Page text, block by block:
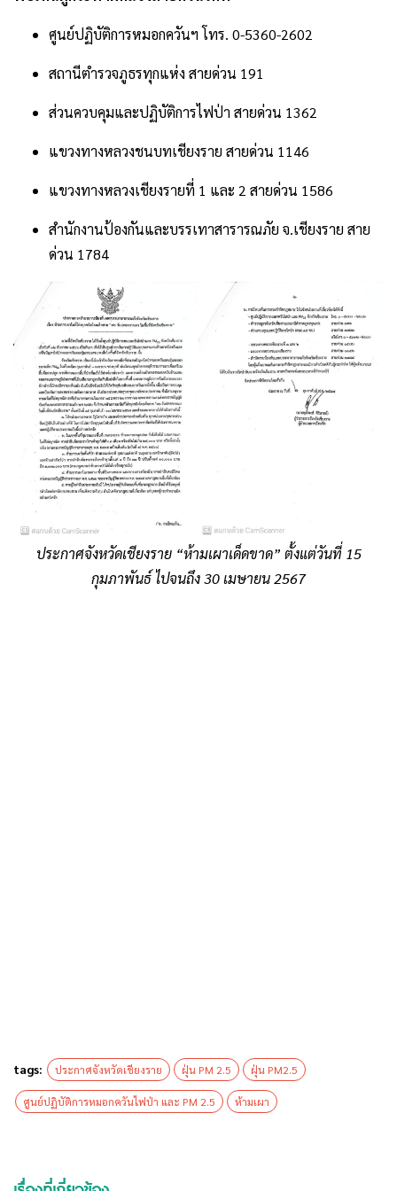
ศูนย์ปฏิบัติการหมอกควันฯ โทร. 0-5360-2602
สถานีตำรวจภูธรทุกแห่ง สายด่วน 191
ส่วนควบคุมและปฏิบัติการไฟป่า สายด่วน 1362
แขวงทางหลวงชนบทเชียงราย สายด่วน 1146
แขวงทางหลวงเชียงรายที่ 1 และ 2 สายด่วน 1586
สำนักงานป้องกันและบรรเทาสารารณภัย จ.เชียงราย สาย
ด่วน 1784
ประกาศจังหวัดเชียงราย “ห้ามเผาเด็ดขาด” ตั้งแต่วันที่ 15
กุมภาพันธ์ ไปจนถึง 30 เมษายน 2567
tags: ประกาศจังหวัดเชียงราย ฝุ่น PM 2.5 ฝุ่น PM2.5
ศูนย์ปฏิบัติการหมอกควันไฟป่า และ PM 2.5 ห้ามเผา